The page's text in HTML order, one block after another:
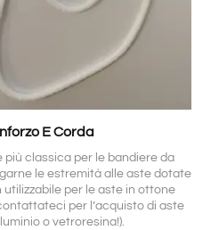
E Corda
classica per le bandiere da
le estremità alle aste dotate
per le aste in ottone
per l’acquisto di aste
o vetroresina!).